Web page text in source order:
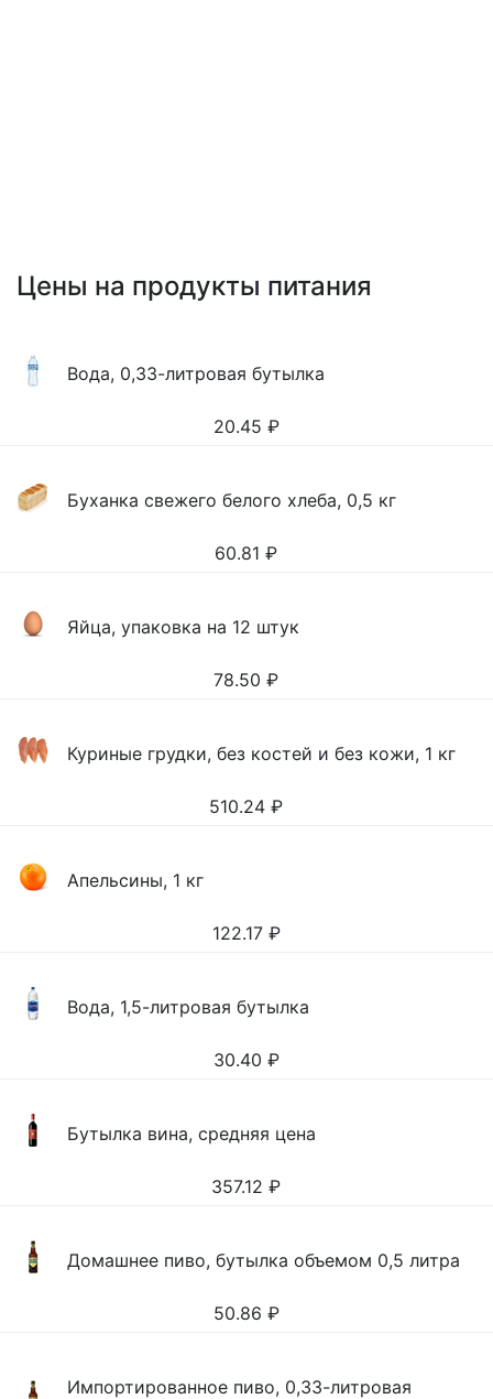
Цены на продукты питания
Вода, 0,33-литровая бутылка
20.45 ₽
Буханка свежего белого хлеба, 0,5 кг
60.81 ₽
Яйца, упаковка на 12 штук
78.50 ₽
Куриные грудки, без костей и без кожи, 1 кг
510.24 ₽
Апельсины, 1 кг
122.17 ₽
Вода, 1,5-литровая бутылка
30.40 ₽
Бутылка вина, средняя цена
357.12 ₽
Домашнее пиво, бутылка объемом 0,5 литра
50.86 ₽
Импортированное пиво, 0,33-литровая